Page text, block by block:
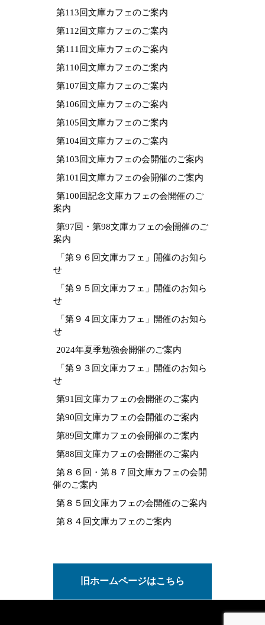
第113回文庫カフェのご案内
第112回文庫カフェのご案内
第111回文庫カフェのご案内
第110回文庫カフェのご案内
第107回文庫カフェのご案内
第106回文庫カフェのご案内
第105回文庫カフェのご案内
第104回文庫カフェのご案内
第103回文庫カフェの会開催のご案内
第101回文庫カフェの会開催のご案内
第100回記念文庫カフェの会開催のご
案内
第97回・第98文庫カフェの会開催のご
案内
「第９６回文庫カフェ」開催のお知ら
せ
「第９５回文庫カフェ」開催のお知ら
せ
「第９４回文庫カフェ」開催のお知ら
せ
2024年夏季勉強会開催のご案内
「第９３回文庫カフェ」開催のお知ら
せ
第91回文庫カフェの会開催のご案内
第90回文庫カフェの会開催のご案内
第89回文庫カフェの会開催のご案内
第88回文庫カフェの会開催のご案内
第８６回・第８７回文庫カフェの会開
催のご案内
第８５回文庫カフェの会開催のご案内
第８４回文庫カフェのご案内
旧ホームページはこちら